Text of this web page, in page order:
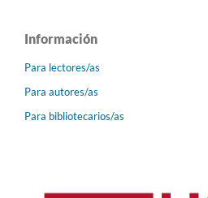
Información
Para lectores/as
Para autores/as
Para bibliotecarios/as